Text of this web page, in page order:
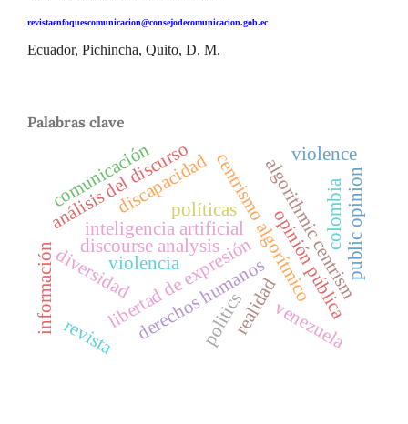
revistaenfoquescomunicacion@consejodecomunicacion.gob.ec
Ecuador, Pichincha, Quito, D. M.
Palabras clave
inteligencia artificial
análisis del discurso centrismo algorítmico
libertad de expresiónopinión pública
discourse analysis algorithmic centrism
public opinion
discapacidad
derechos humanos
diversidad
realidad
colombia
venezuela
políticas
comunicación
politics
revista
información violencia
violence